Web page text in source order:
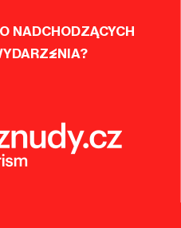
NADCHODZĄCYCH